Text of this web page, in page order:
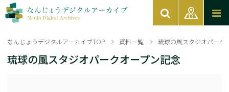
なんじょうデジタルアーカイブTOP 資料一覧 琉球の風スタジオパーク
琉球の風スタジオパークオープン記念